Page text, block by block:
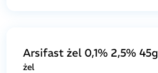
Arsifast żel 0,1% 2,5% 45g
żel